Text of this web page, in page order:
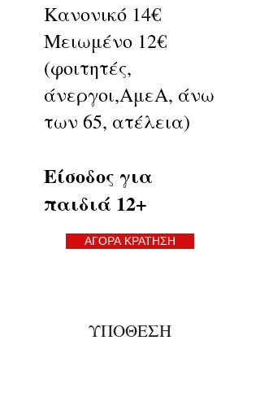
Κανονικό 14€
Μειωμένο 12€
(φοιτητές,
άνεργοι,ΑμεΑ, άνω
των 65, ατέλεια)
Είσοδος για
παιδιά 12+
ΑΓΟΡΑ ΚΡΑΤΗΣΗ
ΥΠΟΘΕΣΗ